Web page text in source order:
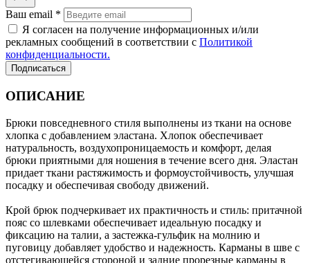
Ваш email *
Я согласен на получение информационных и/или
рекламных сообщений в соответствии с Политикой
конфиденциальности.
Подписаться
ОПИСАНИЕ
Брюки повседневного стиля выполнены из ткани на основе
хлопка с добавлением эластана. Хлопок обеспечивает
натуральность, воздухопроницаемость и комфорт, делая
брюки приятными для ношения в течение всего дня. Эластан
придает ткани растяжимость и формоустойчивость, улучшая
посадку и обеспечивая свободу движений.
Крой брюк подчеркивает их практичность и стиль: притачной
пояс со шлевками обеспечивает идеальную посадку и
фиксацию на талии, а застежка-гульфик на молнию и
пуговицу добавляет удобство и надежность. Карманы в шве с
отстегивающейся стороной и задние прорезные карманы в